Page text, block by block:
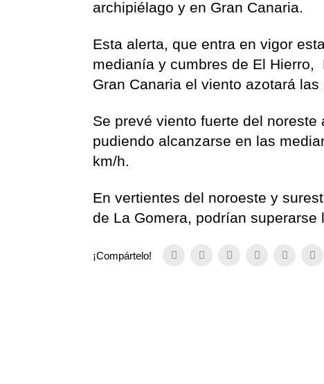
archipiélago y en Gran Canaria.
Esta alerta, que entra en vigor
medianía y cumbres de El Hierro,
Gran Canaria el viento azotará
Se prevé viento fuerte del
pudiendo alcanzarse en las
km/h.
En vertientes del noroeste y
de La Gomera, podrían
¡Compártelo!